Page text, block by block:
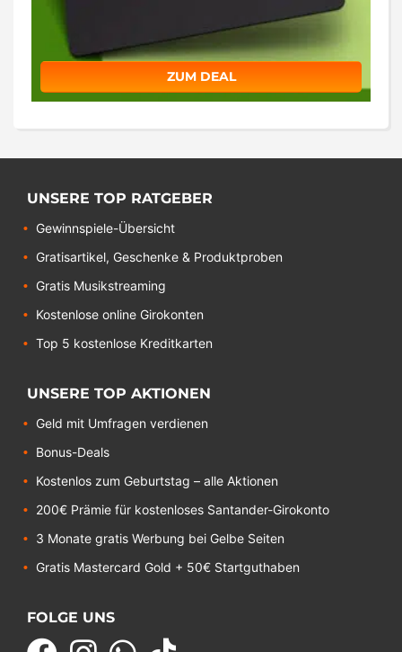
ZUM DEAL
UNSERE TOP RATGEBER
Gewinnspiele-Übersicht
Gratisartikel, Geschenke & Produktproben
Gratis Musikstreaming
Kostenlose online Girokonten
Top 5 kostenlose Kreditkarten
UNSERE TOP AKTIONEN
Geld mit Umfragen verdienen
Bonus-Deals
Kostenlos zum Geburtstag – alle Aktionen
200€ Prämie für kostenloses Santander-Girokonto
3 Monate gratis Werbung bei Gelbe Seiten
Gratis Mastercard Gold + 50€ Startguthaben
FOLGE UNS